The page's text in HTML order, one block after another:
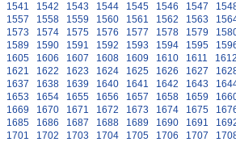
1541 1542 1543 1544 1545 1546 1547
1557 1558 1559 1560 1561 1562 1563
1573 1574 1575 1576 1577 1578 1579
1589 1590 1591 1592 1593 1594 1595
1605 1606 1607 1608 1609 1610 1611
1621 1622 1623 1624 1625 1626 1627
1637 1638 1639 1640 1641 1642 1643
1653 1654 1655 1656 1657 1658 1659
1669 1670 1671 1672 1673 1674 1675
1685 1686 1687 1688 1689 1690 1691
1701 1702 1703 1704 1705 1706 1707